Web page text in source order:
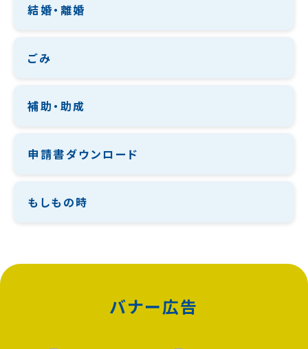
結婚・離婚
ごみ
補助・助成
申請書ダウンロード
もしもの時
バナー広告